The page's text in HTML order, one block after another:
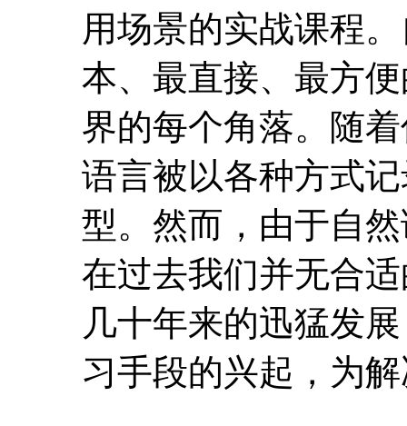
用场景的实战课程
本、最直接、最方
界的每个角落。随
语言被以各种方式
型。然而，由于自
在过去我们并无合
几十年来的迅猛发
习手段的兴起，为